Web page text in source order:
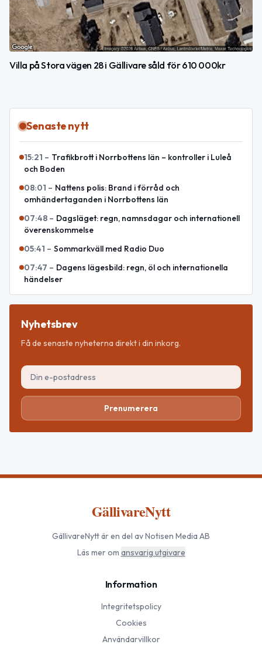
Villa på Stora vägen 28 i Gällivare såld för 610 000kr
Senaste nytt
15:21 – Trafikbrott i Norrbottens län – kontroller i Luleå
och Boden
08:01 – Nattens polis: Brand i förråd och
omhändertaganden i Norrbottens län
07:48 – Dagsläget: regn, namnsdagar och internationell
överenskommelse
05:41 – Sommarkväll med Radio Duo
07:47 – Dagens lägesbild: regn, öl och internationella
händelser
Nyhetsbrev
Få de senaste nyheterna direkt i din inkorg.
Prenumerera
GällivareNytt
GällivareNyttär en del av Notisen Media AB
Läs mer om ansvarig utgivare
Information
Integritetspolicy
Cookies
Användarvillkor